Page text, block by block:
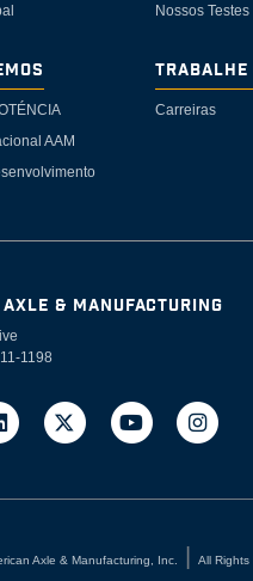
Nossos Testes
AAM
Trabalhe
Carreiras
& MANUFACTURING
1198
Axle & Manufacturing, Inc. All Rights